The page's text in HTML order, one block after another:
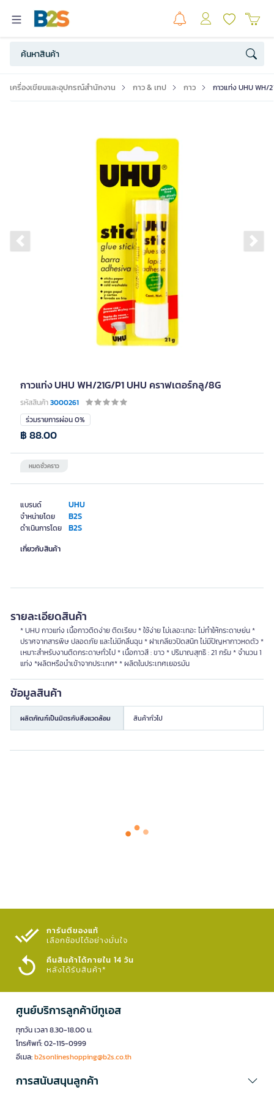
เครื่องเขียนและอุปกรณ์สำนักงาน กาว & เทป กาว กาวแท่ง UHU WH/
Previous slide
กาวแท่ง UHU WH/21G/P1 UHU คราฟเตอร์กลู/8G
รหัสสินค้า3000261
แบรนด์ UHU
จำหน่ายโดย B2S
ดำเนินการโดย B2S
ร่วมรายการผ่อน 0%
หมดชั่วคราว
฿ 88.00
เกี่ยวกับสินค้า
รายละเอียดสินค้า
* UHU กาวแท่ง เนื้อกาวติดง่าย ติดเรียบ * ใช้ง่าย ไม่เลอะเทอะ ไม่ทำให้กระดาษย่น *
ปราศจากสารพิษ ปลอดภัย และไม่มีกลิ่นฉุน * ฝาเกลียวปิดสนิท ไม่มีปัญหากาวหดตัว *
เหมาะสำหรับงานติดกระดาษทั่วไป * เนื้อกาวสี : ขาว * ปริมาณสุทธิ : 21 กรัม * จำนวน 1
แท่ง *ผลิตหรือนำเข้าจากประเทศ* * ผลิตในประเทศเยอรมัน
ข้อมูลสินค้า
ผลิตภัณฑ์เป็นมิตรกับสิ่งแวดล้อม สินค้าทั่วไป
การันตีของแท้
เลือกช้อปได้อย่างมั่นใจ​
คืนสินค้าได้ภายใน 14 วัน
หลังได้รับสินค้า*
ศูนย์บริการลูกค้าบีทูเอส
ทุกวัน เวลา 8.30-18.00 น.
โทรศัพท์: 02-115-0999
อีเมล:b2sonlineshopping@b2s.co.th
การสนับสนุนลูกค้า